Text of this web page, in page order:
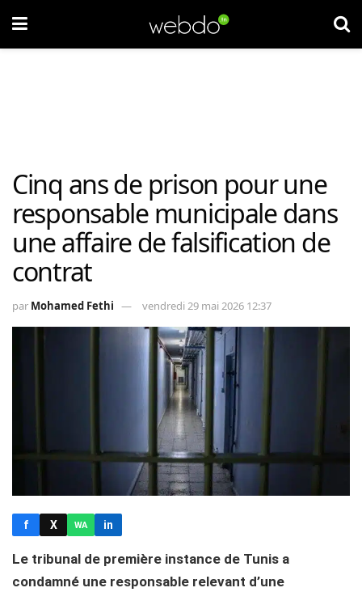
Cinq ans de prison pour une
responsable municipale dans
une affaire de falsification de
contrat
par Mohamed Fethi vendredi 29 mai 2026 12:37
f X WA in
Le tribunal de première instance de Tunis a
condamné une responsable relevant d’une